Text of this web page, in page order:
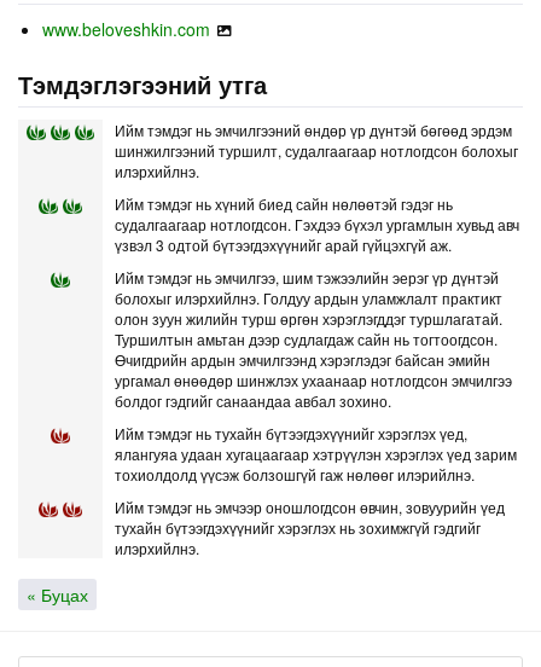
www.beloveshkin.com
Тэмдэглэгээний утга
Ийм тэмдэг нь эмчилгээний өндөр үр дүнтэй бөгөөд эрдэм
шинжилгээний туршилт, судалгаагаар нотлогдсон болохыг
илэрхийлнэ.
Ийм тэмдэг нь хүний биед сайн нөлөөтэй гэдэг нь
судалгаагаар нотлогдсон. Гэхдээ бүхэл ургамлын хувьд авч
үзвэл 3 одтой бүтээгдэхүүнийг арай гүйцэхгүй аж.
Ийм тэмдэг нь эмчилгээ, шим тэжээлийн эерэг үр дүнтэй
болохыг илэрхийлнэ. Голдуу ардын уламжлалт практикт
олон зуун жилийн турш өргөн хэрэглэгддэг туршлагатай.
Туршилтын амьтан дээр судлагдаж сайн нь тогтоогдсон.
Өчигдрийн ардын эмчилгээнд хэрэглэдэг байсан эмийн
ургамал өнөөдөр шинжлэх ухаанаар нотлогдсон эмчилгээ
болдог гэдгийг санаандаа авбал зохино.
Ийм тэмдэг нь тухайн бүтээгдэхүүнийг хэрэглэх үед,
ялангуяа удаан хугацаагаар хэтрүүлэн хэрэглэх үед зарим
тохиолдолд үүсэж болзошгүй гаж нөлөөг илэрийлнэ.
Ийм тэмдэг нь эмчээр оношлогдсон өвчин, зовуурийн үед
тухайн бүтээгдэхүүнийг хэрэглэх нь зохимжгүй гэдгийг
илэрхийлнэ.
« Буцах